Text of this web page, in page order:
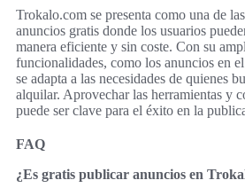
Trokalo.com se presenta como una de
anuncios gratis donde los usuarios
manera eficiente y sin coste. Con su
funcionalidades, como los anuncios en
se adapta a las necesidades de quienes
alquilar. Aprovechar las herramientas y
puede ser clave para el éxito en la
FAQ
¿Es gratis publicar anuncios en